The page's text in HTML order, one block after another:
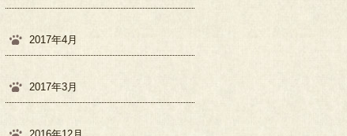
2017年4月
2017年3月